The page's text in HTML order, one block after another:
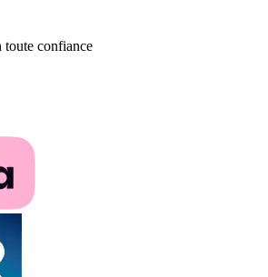
toute confiance